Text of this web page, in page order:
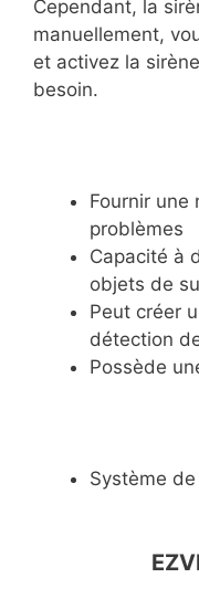
Cependant, la
manuellement,
et activez la
besoin.
Fournir une
problèmes
Capacité à
objets de
Peut créer
détection
Possède
Système